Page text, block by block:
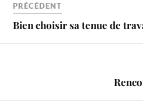
PRÉCÉDENT
Bien choisir sa tenue de